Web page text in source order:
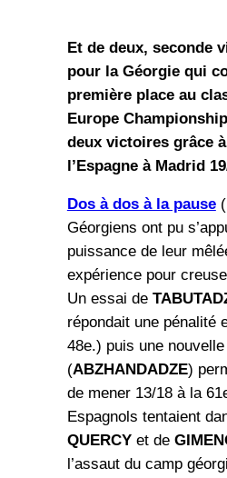
Et de deux, seconde
pour la Géorgie qui
première place au
Europe
deux victoires grâce
l’Espagne à Madrid
Dos à dos à la pause
Géorgiens ont pu
puissance de leur
expérience pour
Un essai de
répondait une pénalité
48e.) puis une
(ABZHANDADZE)
de mener 13/18 à la
Espagnols tentaient
QUERCY et de
l’assaut du camp